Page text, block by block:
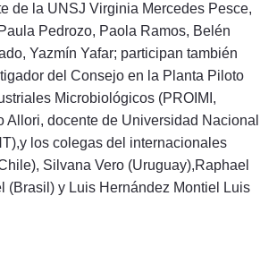
de la UNSJ Virginia Mercedes Pesce,
Pedrozo, Paola Ramos, Belén
Yazmín Yafar; participan también
del Consejo en la Planta Piloto
Microbiológicos (PROIMI,
Allori, docente de Universidad Nacional
los colegas del internacionales
Silvana Vero (Uruguay),Raphael
(Brasil) y Luis Hernández Montiel Luis